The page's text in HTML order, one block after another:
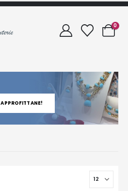
0
APPROFITTANE!